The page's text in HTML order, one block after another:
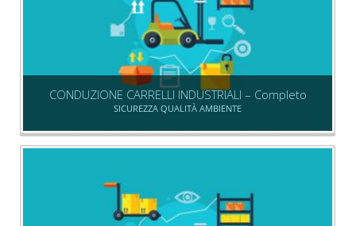
CONDUZIONE CARRELLI INDUSTRIALI – Completo
SICUREZZA QUALITÀ AMBIENTE